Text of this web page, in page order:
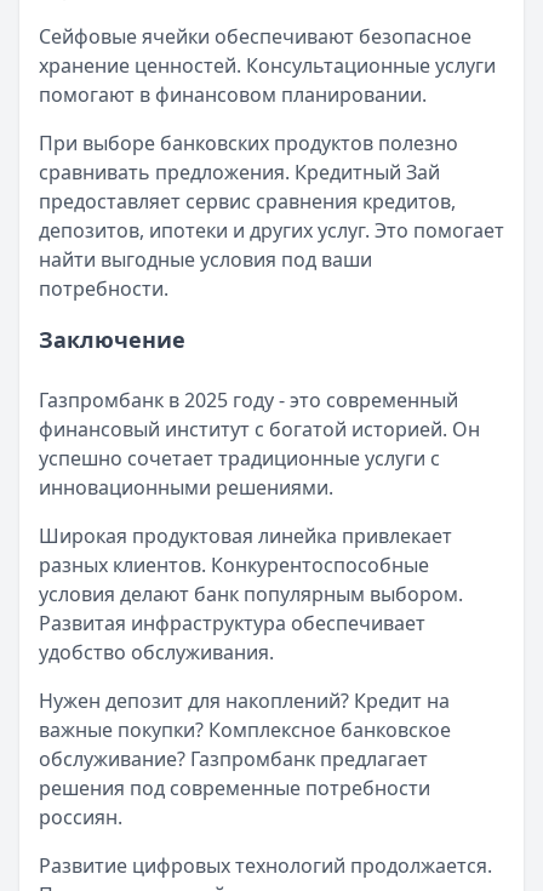
Сейфовые ячейки обеспечивают безопасное
хранение ценностей. Консультационные услуги
помогают в финансовом планировании.
При выборе банковских продуктов полезно
сравнивать предложения. Кредитный Зай
предоставляет сервис сравнения кредитов,
депозитов, ипотеки и других услуг. Это помогает
найти выгодные условия под ваши
потребности.
Заключение
Газпромбанк в 2025 году - это современный
финансовый институт с богатой историей. Он
успешно сочетает традиционные услуги с
инновационными решениями.
Широкая продуктовая линейка привлекает
разных клиентов. Конкурентоспособные
условия делают банк популярным выбором.
Развитая инфраструктура обеспечивает
удобство обслуживания.
Нужен депозит для накоплений? Кредит на
важные покупки? Комплексное банковское
обслуживание? Газпромбанк предлагает
решения под современные потребности
россиян.
Развитие цифровых технологий продолжается.